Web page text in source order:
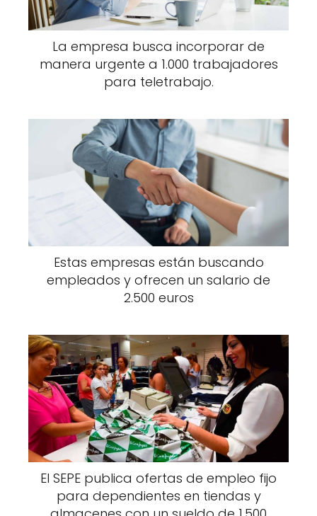
La empresa busca incorporar de
manera urgente a 1.000 trabajadores
para teletrabajo.
Estas empresas están buscando
empleados y ofrecen un salario de
2.500 euros
El SEPE publica ofertas de empleo fijo
para dependientes en tiendas y